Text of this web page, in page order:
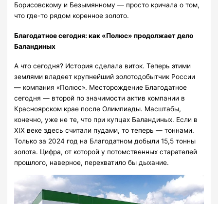
Борисовскому и Безымянному — просто кричала о том,
что где-то рядом коренное золото.
Благодатное сегодня: как «Полюс» продолжает дело
Баландиных
А что сегодня? История сделала виток. Теперь этими
землями владеет крупнейший золотодобытчик России
— компания «Полюс». Месторождение Благодатное
сегодня — второй по значимости актив компании в
Красноярском крае после Олимпиады. Масштабы,
конечно, уже не те, что при купцах Баландиных. Если в
XIX веке здесь считали пудами, то теперь — тоннами.
Только за 2024 год на Благодатном добыли 15,5 тонны
золота. Цифра, от которой у потомственных старателей
прошлого, наверное, перехватило бы дыхание.